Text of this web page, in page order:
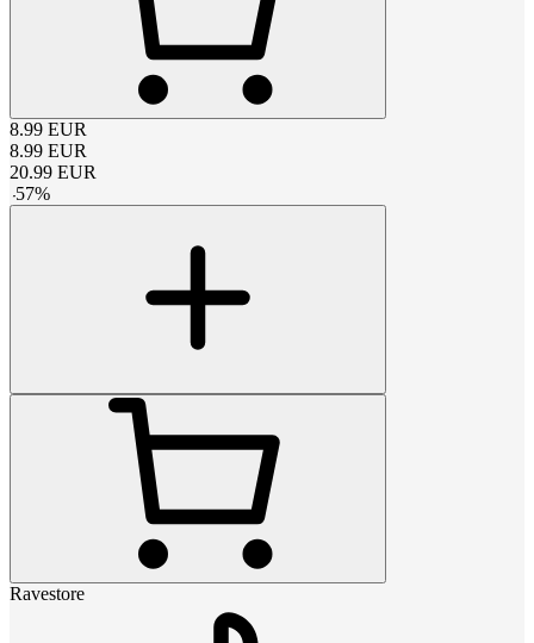
8.99 EUR
8.99 EUR
20.99 EUR
-57%
Ravestore